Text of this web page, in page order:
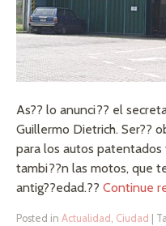
As?? lo anunci?? el
Guillermo Dietrich. Ser??
para los autos patentados
tambi??n las motos, que
antig??edad.?? Continue
Posted in Actualidad , Ciudad